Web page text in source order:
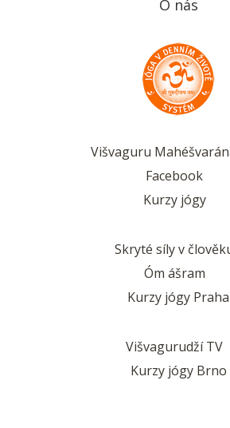
O nás
Višvaguru
Facebook
Kurzy jógy
Skryté síly v
Óm ášram
Kurzy jógy Praha
Višvagurudží TV
Kurzy jógy Brno